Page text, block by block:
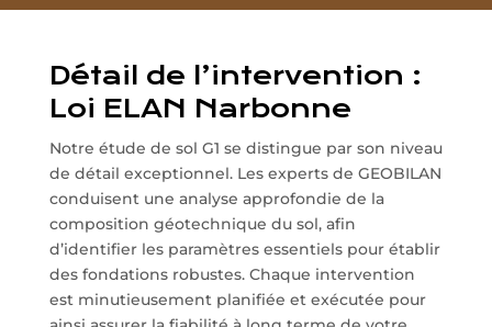
Détail de l’intervention :
Loi ELAN Narbonne
Notre étude de sol G1 se distingue par son niveau
de détail exceptionnel. Les experts de GEOBILAN
conduisent une analyse approfondie de la
composition géotechnique du sol, afin
d’identifier les paramètres essentiels pour établir
des fondations robustes. Chaque intervention
est minutieusement planifiée et exécutée pour